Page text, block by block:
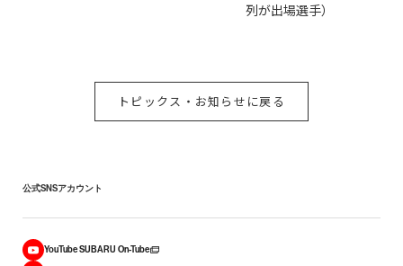
列が出場選手）
トピックス・お知らせに戻る
公式SNSアカウント
YouTube SUBARU On-Tube